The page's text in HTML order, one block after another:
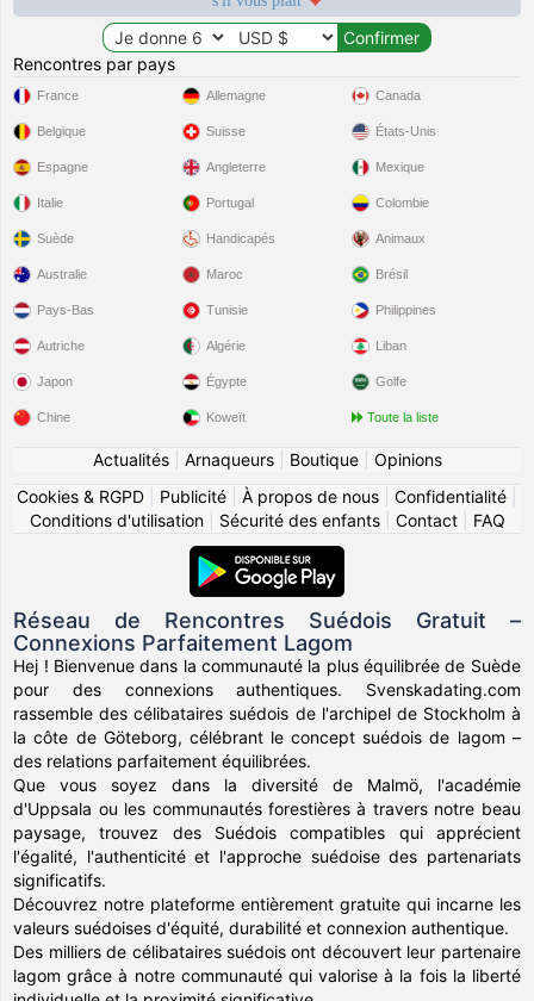
Rencontres par pays
France
Belgique
Espagne
Italie
Suède
Allemagne
Suisse
Angleterre
Portugal
Handicapés
Canada
États-Unis
Mexique
Colombie
Animaux
Australie
Pays-Bas
Autriche
Japon
Chine
Maroc
Tunisie
Algérie
Égypte
Koweït
Brésil
Philippines
Liban
Golfe
Toute la liste
Actualités| Arnaqueurs| Boutique| Opinions
Cookies & RGPD
Publicité À propos de nous Confidentialité
Conditions d'utilisation| Sécurité des enfants| Contact| FAQ
Réseau de Rencontres Suédois Gratuit –
Connexions Parfaitement Lagom
Hej ! Bienvenue dans la communauté la plus équilibrée de Suède
pour des connexions authentiques. Svenskadating.com
rassemble des célibataires suédois de l'archipel de Stockholm à
la côte de Göteborg, célébrant le concept suédois de lagom –
des relations parfaitement équilibrées.
Que vous soyez dans la diversité de Malmö, l'académie
d'Uppsala ou les communautés forestières à travers notre beau
paysage, trouvez des Suédois compatibles qui apprécient
l'égalité, l'authenticité et l'approche suédoise des partenariats
significatifs.
Découvrez notre plateforme entièrement gratuite qui incarne les
valeurs suédoises d'équité, durabilité et connexion authentique.
Des milliers de célibataires suédois ont découvert leur partenaire
lagom grâce à notre communauté qui valorise à la fois la liberté